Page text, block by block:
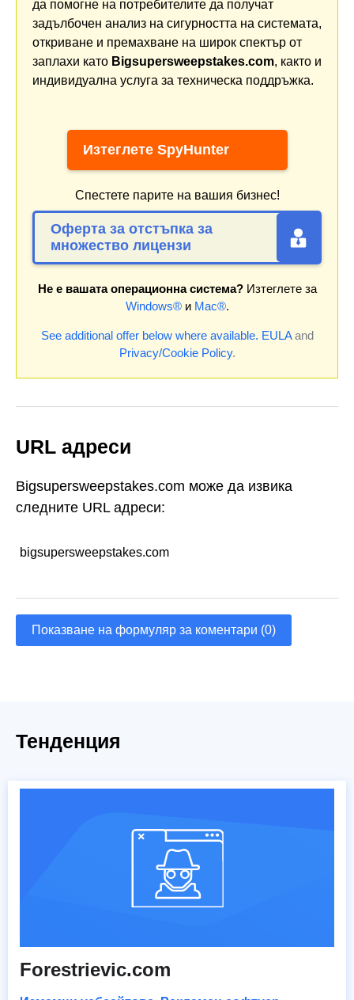
да помогне на потребителите да получат
задълбочен анализ на сигурността на системата,
откриване и премахване на широк спектър от
заплахи като Bigsupersweepstakes.com, както и
индивидуална услуга за техническа поддръжка.
Изтеглете SpyHunter
Спестете парите на вашия бизнес!
Оферта за отстъпка за
множество лицензи
Не е вашата операционна система?Изтеглете за
Windows®и Mac®.
See additional offer below where available. EULAand
Privacy/Cookie Policy.
URL адреси
Bigsupersweepstakes.com може да извика
следните URL адреси:
bigsupersweepstakes.com
Показване на формуляр за коментари (0)
Тенденция
Forestrievic.com